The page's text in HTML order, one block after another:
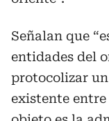
Señalan que
entidades del
protocolizar
existente